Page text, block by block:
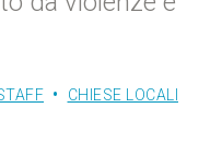
CHIESE LOCALI